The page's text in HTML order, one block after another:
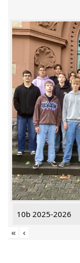
10b 2025-2026
«
‹